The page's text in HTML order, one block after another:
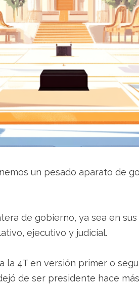
un pesado aparato de
de gobierno, ya sea en
ejecutivo y judicial.
la 4T en versión primer o
de ser presidente hace